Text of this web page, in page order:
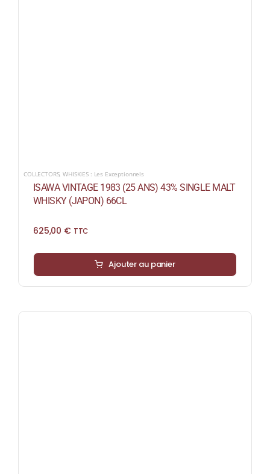
COLLECTORS,WHISKIES : Les Exceptionnels
ISAWA VINTAGE 1983 (25 ANS) 43% SINGLE MALT
WHISKY (JAPON) 66CL
625,00 € TTC
Ajouter au panier